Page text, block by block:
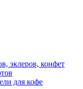
эклеров, конфет
для кофе